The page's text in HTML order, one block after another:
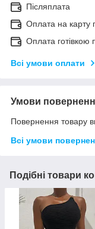
Післяплата
Оплата на карту
Оплата готівкою
Всі умови оплати
Умови
Повернення товару
Всі умови
Подібні товари